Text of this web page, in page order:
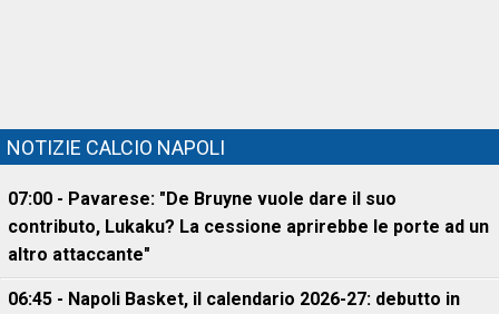
NOTIZIE CALCIO NAPOLI
07:00 - Pavarese: "De Bruyne vuole dare il suo
contributo, Lukaku? La cessione aprirebbe le porte ad un
altro attaccante"
06:45 - Napoli Basket, il calendario 2026-27: debutto in